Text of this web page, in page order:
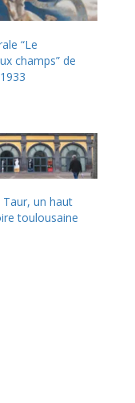
“Le
champs” de
Taur, un haut
toulousaine